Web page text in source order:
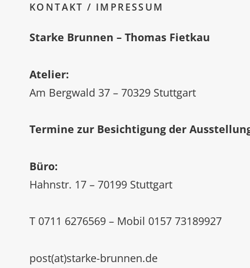
KONTAKT / IMPRESSUM
Starke Brunnen – Thomas Fietkau
Atelier:
Am Bergwald 37 – 70329 Stuttgart
Termine zur Besichtigung der
Büro:
Hahnstr. 17 – 70199 Stuttgart
T 0711 6276569 – Mobil 0157 73189927
post(at)starke-brunnen.de